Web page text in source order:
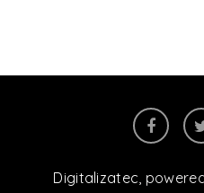
Digitalizatec,